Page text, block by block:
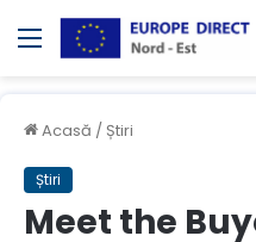
Meniul
Acasă / Știri
Știri
Meet the